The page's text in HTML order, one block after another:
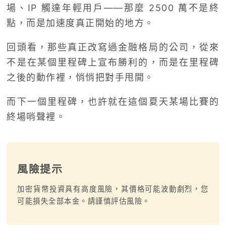
場、IP 觸達年輕用戶——那麼 2500 萬不是終
點，而是加速度真正開始的地方。
回頭看，那些真正改寫過金融格局的公司，從來
不是在某個里程碑上宣布勝利的，而是在里程碑
之後的動作裡，悄悄把對手甩開。
而下一個里程碑，也許就在這個夏天某場比賽的
終場哨聲裡。
風險提示
加密貨幣投資具有高度風險，其價格可能波動劇烈，您
可能損失全部本金。請謹慎評估風險。